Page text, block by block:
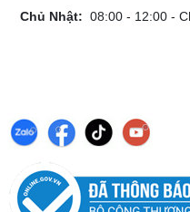
Chủ Nhật: 08:00 - 12:00 -